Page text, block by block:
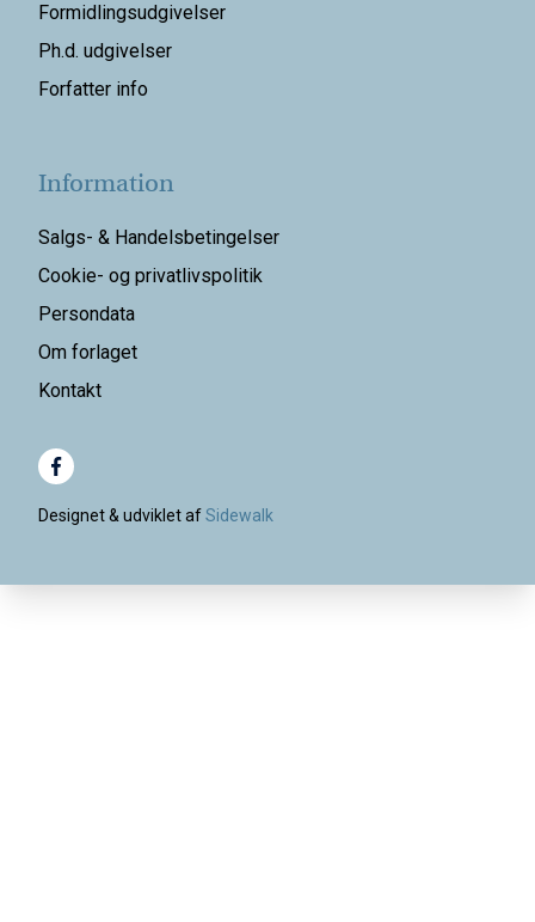
Formidlingsudgivelser
Ph.d. udgivelser
Forfatter info
Information
Salgs- & Handelsbetingelser
Cookie- og privatlivspolitik
Persondata
Om forlaget
Kontakt
Designet & udviklet afSidewalk